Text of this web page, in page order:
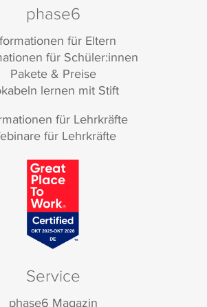
phase6
für Eltern
für Schüler:innen
Pakete & Preise
lernen mit Stift
für Lehrkräfte
für Lehrkräfte
Service
phase6 Magazin